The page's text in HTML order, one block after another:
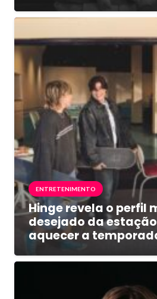
ENTRETENIMENTO
Hinge revela o perfil
desejado da
aquecer a